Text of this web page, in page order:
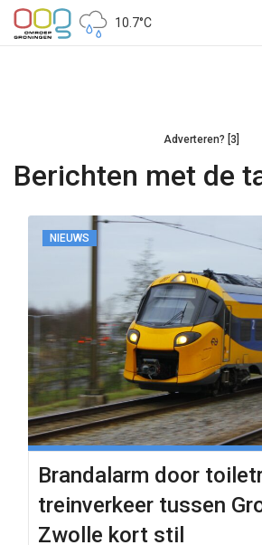
10.7°C
Adverteren? [3]
Berichten met de
NIEUWS
Brandalarm door
treinverkeer tussen
Zwolle kort stil